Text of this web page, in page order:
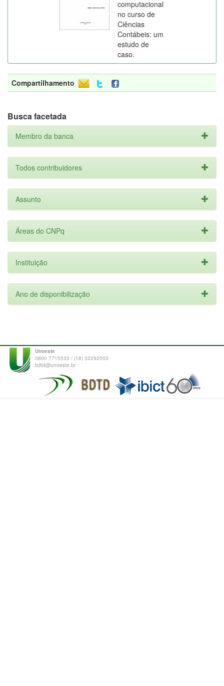
computacional
no curso de
Ciências
Contábeis: um
estudo de
caso.
Compartilhamento
Busca facetada
Membro da banca
Todos contribuidores
Assunto
Áreas do CNPq
Instituição
Ano de disponibilização
Unoeste
0800 7715533 / (18) 32292003
bdtd@unoeste.br